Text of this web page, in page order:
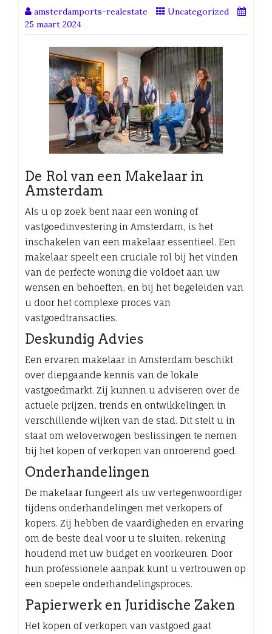
amsterdamports-realestate
Uncategorized
25 maart 2024
De Rol van een Makelaar in
Amsterdam
Als u op zoek bent naar een woning of
vastgoedinvestering in Amsterdam, is het
inschakelen van een makelaar essentieel. Een
makelaar speelt een cruciale rol bij het vinden
van de perfecte woning die voldoet aan uw
wensen en behoeften, en bij het begeleiden van
u door het complexe proces van
vastgoedtransacties.
Deskundig Advies
Een ervaren makelaar in Amsterdam beschikt
over diepgaande kennis van de lokale
vastgoedmarkt. Zij kunnen u adviseren over de
actuele prijzen, trends en ontwikkelingen in
verschillende wijken van de stad. Dit stelt u in
staat om weloverwogen beslissingen te nemen
bij het kopen of verkopen van onroerend goed.
Onderhandelingen
De makelaar fungeert als uw vertegenwoordiger
tijdens onderhandelingen met verkopers of
kopers. Zij hebben de vaardigheden en ervaring
om de beste deal voor u te sluiten, rekening
houdend met uw budget en voorkeuren. Door
hun professionele aanpak kunt u vertrouwen op
een soepele onderhandelingsproces.
Papierwerk en Juridische Zaken
Het kopen of verkopen van vastgoed gaat